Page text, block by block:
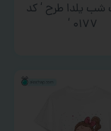
شب یلدا طرح ‘ کد
۰۱۷۷ ‘